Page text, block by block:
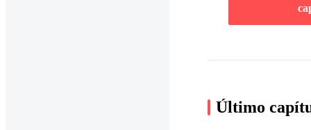
Último